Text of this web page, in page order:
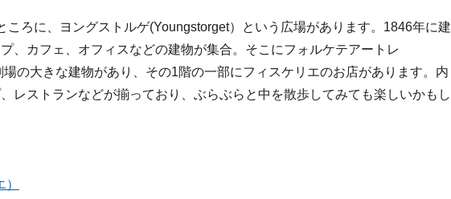
ころに、ヨングストルゲ(Youngstorget）という広場があります。1846年に建
、カフェ、オフィスなどの建物が集合。そこにフォルケテアートレ
場の大きな建物があり、その1階の一部にフィスケリエのお店があります。内
レストランなどが揃っており、ぶらぶらと中を散歩してみても楽しいかもし